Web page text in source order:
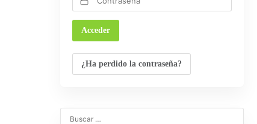
¿Ha perdido la contraseña?